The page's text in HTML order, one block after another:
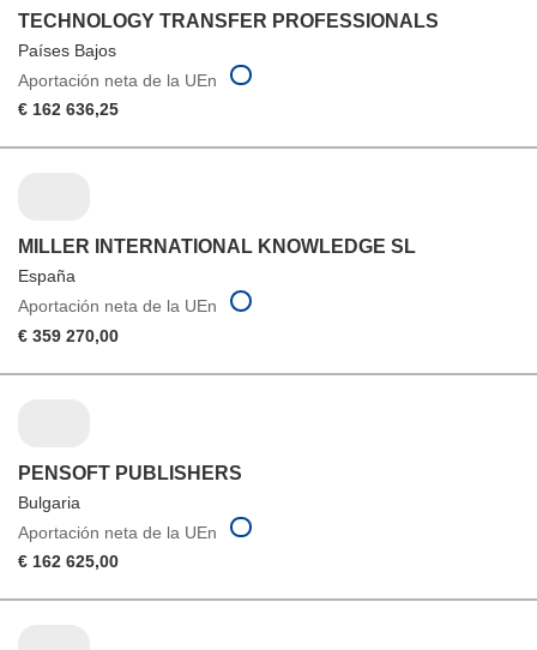
TECHNOLOGY TRANSFER PROFESSIONALS
Países Bajos
Aportación neta de la UEn
€ 162 636,25
MILLER INTERNATIONAL KNOWLEDGE SL
España
Aportación neta de la UEn
€ 359 270,00
PENSOFT PUBLISHERS
Bulgaria
Aportación neta de la UEn
€ 162 625,00